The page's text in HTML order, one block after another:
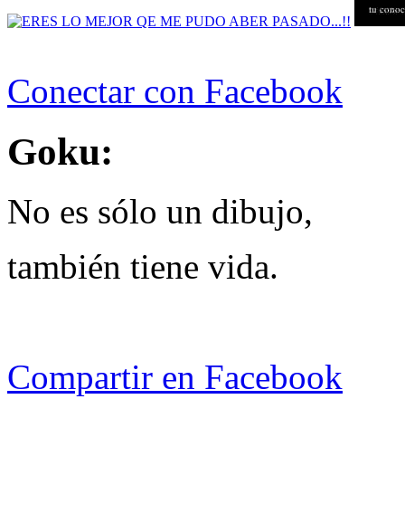
Conectar con Facebook
Goku:
No es sólo un dibujo,
también tiene vida.
Compartir en Facebook